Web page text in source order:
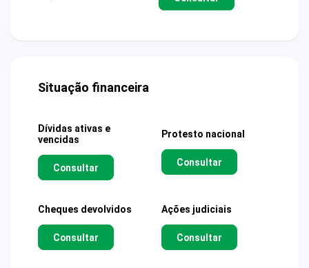
Situação financeira
Dívidas ativas e
vencidas
Consultar
Protesto nacional
Consultar
Cheques devolvidos
Consultar
Ações judiciais
Consultar